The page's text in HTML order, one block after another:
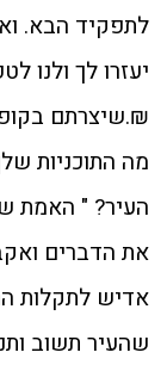
לתפקיד הבא.
₪.שיצרתם
מה התוכניות
העיר? " האמת
את הדברים
אדיש לתקלות
שהעיר תשוב